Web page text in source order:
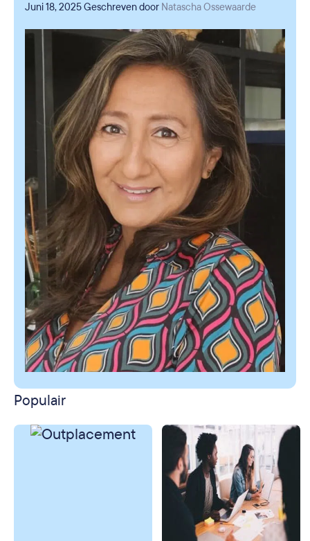
Juni 18, 2025Geschreven door Natascha Ossewaarde
Populair